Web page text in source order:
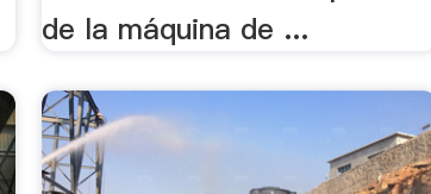
de la máquina de ...